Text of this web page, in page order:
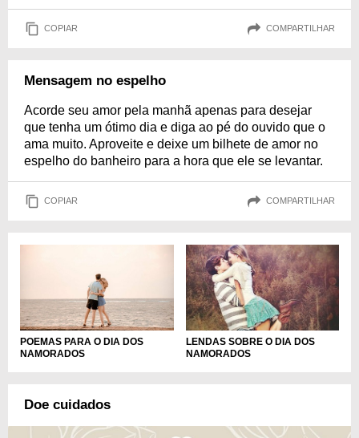
COPIAR COMPARTILHAR
Mensagem no espelho
Acorde seu amor pela manhã apenas para desejar
que tenha um ótimo dia e diga ao pé do ouvido que o
ama muito. Aproveite e deixe um bilhete de amor no
espelho do banheiro para a hora que ele se levantar.
COPIAR COMPARTILHAR
POEMAS PARA O DIA DOS
NAMORADOS
LENDAS SOBRE O DIA DOS
NAMORADOS
Doe cuidados